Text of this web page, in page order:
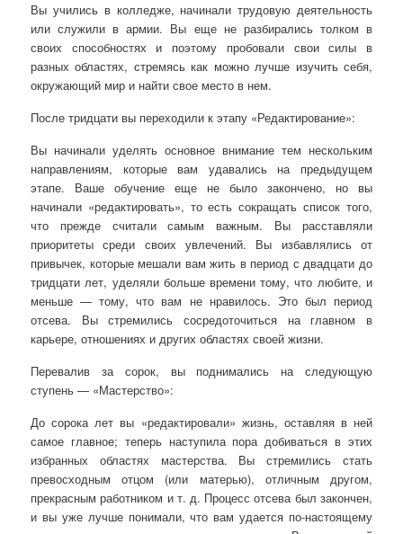
Вы учились в колледже, начинали трудовую деятельность
или служили в армии. Вы еще не разбирались толком в
своих способностях и поэтому пробовали свои силы в
разных областях, стремясь как можно лучше изучить себя,
окружающий мир и найти свое место в нем.
После тридцати вы переходили к этапу «Редактирование»:
Вы начинали уделять основное внимание тем нескольким
направлениям, которые вам удавались на предыдущем
этапе. Ваше обучение еще не было закончено, но вы
начинали «редактировать», то есть сокращать список того,
что прежде считали самым важным. Вы расставляли
приоритеты среди своих увлечений. Вы избавлялись от
привычек, которые мешали вам жить в период с двадцати до
тридцати лет, уделяли больше времени тому, что любите, и
меньше — тому, что вам не нравилось. Это был период
отсева. Вы стремились сосредоточиться на главном в
карьере, отношениях и других областях своей жизни.
Перевалив за сорок, вы поднимались на следующую
ступень — «Мастерство»:
До сорока лет вы «редактировали» жизнь, оставляя в ней
самое главное; теперь наступила пора добиваться в этих
избранных областях мастерства. Вы стремились стать
превосходным отцом (или матерью), отличным другом,
прекрасным работником и т. д. Процесс отсева был закончен,
и вы уже лучше понимали, что вам удается по-настоящему